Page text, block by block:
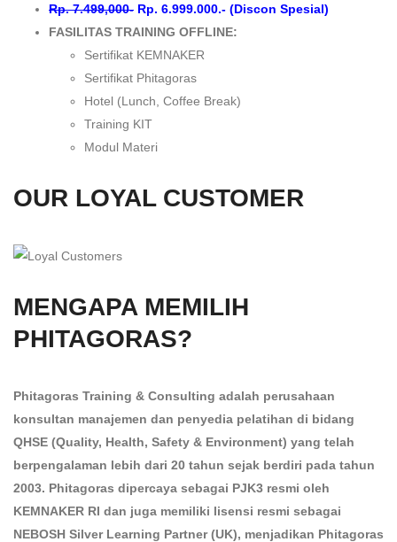
Rp. 7.499,000- Rp. 6.999.000.- (Discon Spesial)
FASILITAS TRAINING OFFLINE:
Sertifikat KEMNAKER
Sertifikat Phitagoras
Hotel (Lunch, Coffee Break)
Training KIT
Modul Materi
OUR LOYAL CUSTOMER
MENGAPA MEMILIH
PHITAGORAS?
Phitagoras Training & Consulting adalah perusahaan
konsultan manajemen dan penyedia pelatihan di bidang
QHSE (Quality, Health, Safety & Environment) yang telah
berpengalaman lebih dari 20 tahun sejak berdiri pada tahun
2003. Phitagoras dipercaya sebagai PJK3 resmi oleh
KEMNAKER RI dan juga memiliki lisensi resmi sebagai
NEBOSH Silver Learning Partner (UK), menjadikan Phitagoras